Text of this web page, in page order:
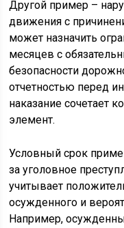
Другой пример –
движения с
может назначить
месяцев с
безопасности
отчетностью перед
наказание сочетает
элемент.
Условный срок
за уголовное
учитывает
осужденного и
Например,